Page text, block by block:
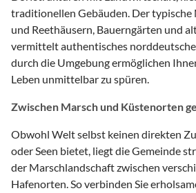
traditionellen Gebäuden. Der typische
und Reethäusern, Bauerngärten und
vermittelt authentisches
durch die Umgebung ermöglichen
Leben unmittelbar zu spüren.
Zwischen Marsch und Küstenorten
Obwohl Welt selbst keinen direkten
oder Seen bietet, liegt die Gemeinde
der Marschlandschaft zwischen
Hafenorten. So verbinden Sie